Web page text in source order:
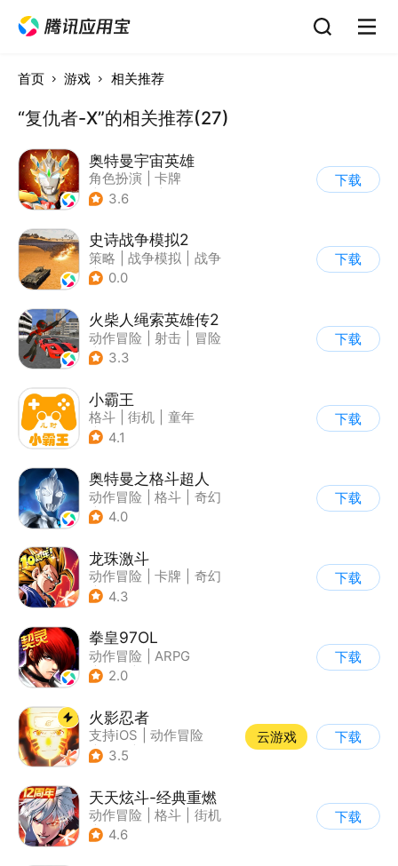
首页 游戏 相关推荐
“复仇者-X”的相关推荐(27)
奥特曼宇宙英雄
角色扮演
卡牌
| 影视改编
3.6
下载
史诗战争模拟2
策略 战争模拟
战争
| 卡通
0.0
下载
火柴人绳索英雄传2
动作冒险 射击
冒险
| 开放世界
3.3
下载
小霸王
格斗 街机
童年
| 怀旧
4.1
下载
奥特曼之格斗超人
动作冒险 格斗
奇幻
| 奥特曼
4.0
下载
龙珠激斗
动作冒险 卡牌
奇幻
| 龙珠
4.3
下载
拳皇97OL
动作冒险
ARPG
| 街机
2.0
下载
火影忍者
支持iOS
动作冒险
| 格斗
3.5
云游戏 下载
天天炫斗-经典重燃
动作冒险 格斗
街机
| 动漫
4.6
下载